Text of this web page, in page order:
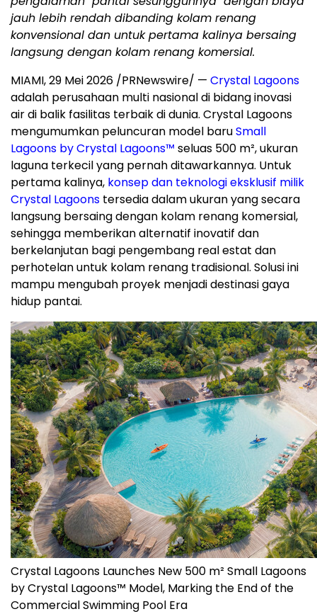
jauh lebih rendah dibanding kolam renang
konvensional dan untuk pertama kalinya bersaing
langsung dengan kolam renang komersial.
MIAMI,29 Mei 2026 /PRNewswire/ — Crystal Lagoons
adalah perusahaan multi nasional di bidang inovasi
air di balik fasilitas terbaik di dunia. Crystal Lagoons
mengumumkan peluncuran model baruSmall
Lagoons by Crystal Lagoons™ seluas 500 m², ukuran
laguna terkecil yang pernah ditawarkannya. Untuk
pertama kalinya, konsep dan teknologi eksklusif milik
Crystal Lagoons tersedia dalam ukuran yang secara
langsung bersaing dengan kolam renang komersial,
sehingga memberikan alternatif inovatif dan
berkelanjutan bagi pengembang real estat dan
perhotelan untuk kolam renang tradisional. Solusi ini
mampu mengubah proyek menjadi destinasi gaya
hidup pantai.
Crystal Lagoons Launches New 500 m² Small Lagoons
by Crystal Lagoons™ Model, Marking the End of the
Commercial Swimming Pool Era